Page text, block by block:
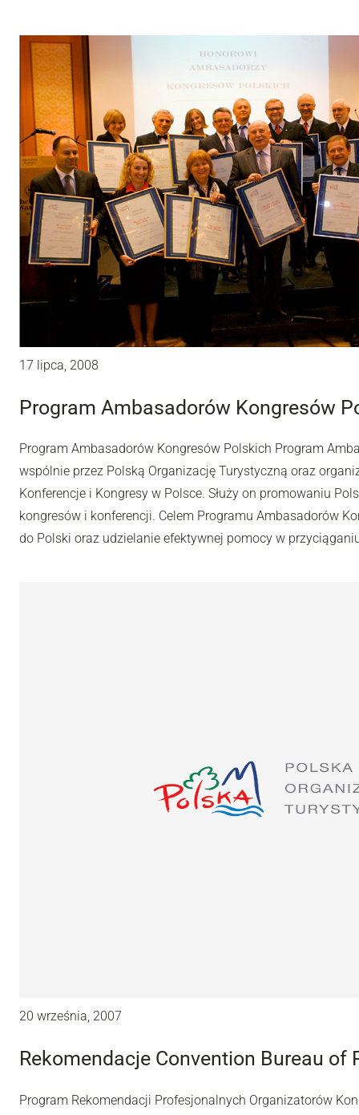
17 lipca, 2008
Program Ambasadorów Kongresów
Program Ambasadorów Kongresów Polskich Program
wspólnie przez Polską Organizację Turystyczną oraz
Konferencje i Kongresy w Polsce. Służy on promowaniu
kongresów i konferencji. Celem Programu Ambasadorów
do Polski oraz udzielanie efektywnej pomocy w
20 września, 2007
Rekomendacje Convention Bureau of
Program Rekomendacji Profesjonalnych Organizatorów